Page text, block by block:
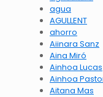
agua
AGULLENT
ahorro
Aiinara Sanz
Aina Miró
Ainhoa Lucas
Ainhoa
Aitana Mas